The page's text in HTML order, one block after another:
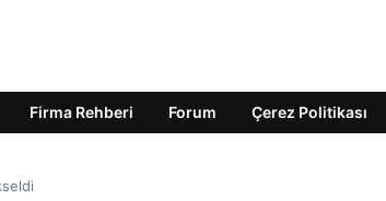
Firma Rehberi Forum Çerez Politikası